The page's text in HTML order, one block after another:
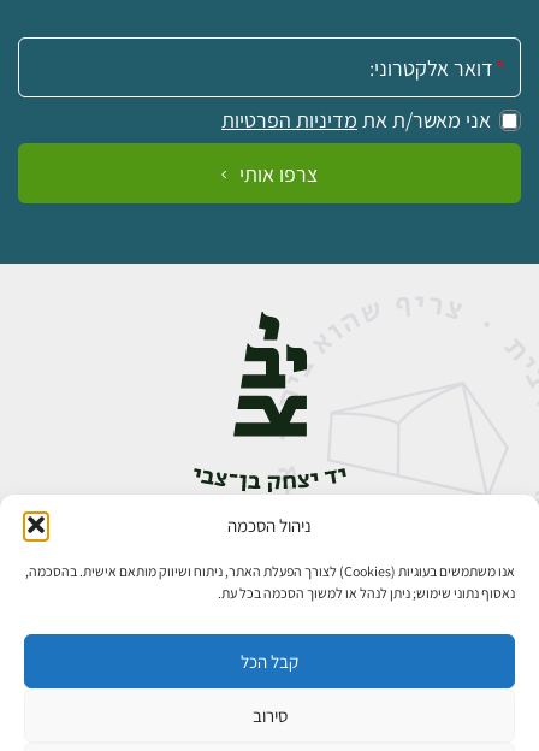
ניהול הסכמה
אנו משתמשים בעוגיות (Cookies) לצורך הפעלת האתר, ניתוח ושיווק מותאם אישית. בהסכמה,
נאסוף נתוני שימוש; ניתן לנהל או למשוך הסכמה בכל עת.
קבל הכל
סירוב
אימייל:
אני מאשר/ת את מדיניות הפרטיות
צרפו אותי
אבן גבירול 14, רחביה, ירושלים